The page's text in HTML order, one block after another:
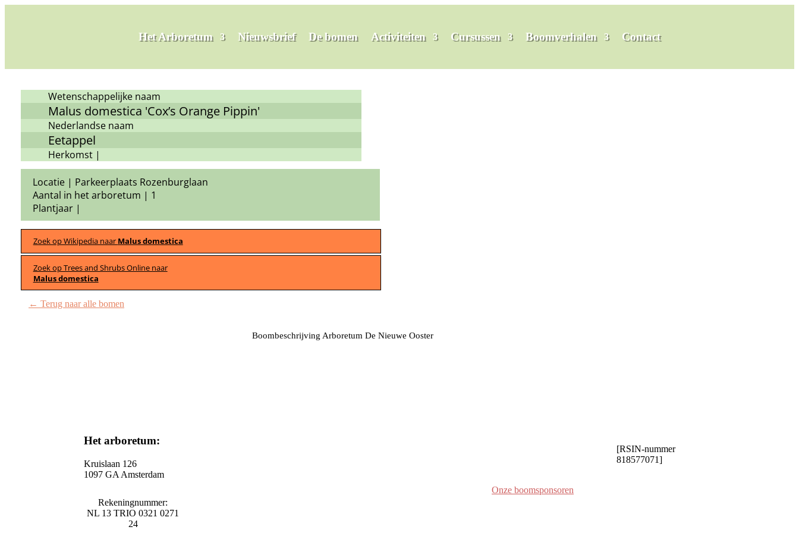
Het Arboretum Nieuwsbrief De bomen Activiteiten Cursussen Boomverhalen Contact
Wetenschappelijke naam
Malus domestica 'Cox’s Orange Pippin'
Nederlandse naam
Eetappel
Herkomst |
Locatie | Parkeerplaats Rozenburglaan
Aantal in het arboretum | 1
Plantjaar |
Zoek op Wikipedia naar Malus domestica
Zoek op Trees and Shrubs Online naar
Malus domestica
← Terug naar alle bomen
Boombeschrijving Arboretum De Nieuwe Ooster
Het arboretum:
Kruislaan 126
1097 GA Amsterdam
Rekeningnummer:
NL 13 TRIO 0321 0271
24
Onze boomsponsoren
[RSIN-nummer
818577071]